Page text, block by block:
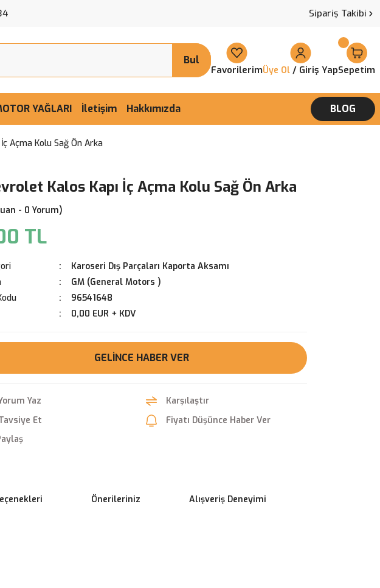
Sipariş Takibi
Bul
FavorilerimÜye Ol / Giriş YapSepetim
YAĞLARI İletişim Hakkımızda BLOG
Açma Kolu Sağ Ön Arka
Kalos Kapı İç Açma Kolu Sağ Ön Arka
- 0 Yorum)
TL
Karoseri Dış Parçaları Kaporta Aksamı
GM (General Motors )
96541648
0,00 EUR + KDV
GELINCE HABER VER
Yaz
Karşılaştır
Et
Fiyatı Düşünce Haber Ver
Önerileriniz Alışveriş Deneyimi